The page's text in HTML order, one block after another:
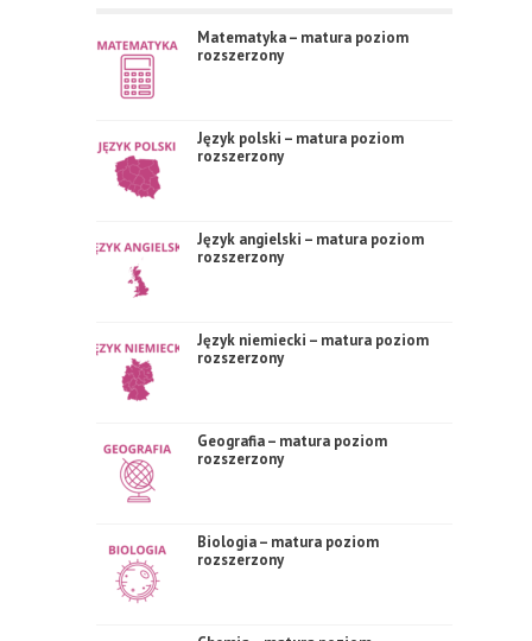
Matematyka – matura poziom
rozszerzony
Język polski – matura poziom
rozszerzony
Język angielski – matura poziom
rozszerzony
Język niemiecki – matura poziom
rozszerzony
Geografia – matura poziom
rozszerzony
Biologia – matura poziom
rozszerzony